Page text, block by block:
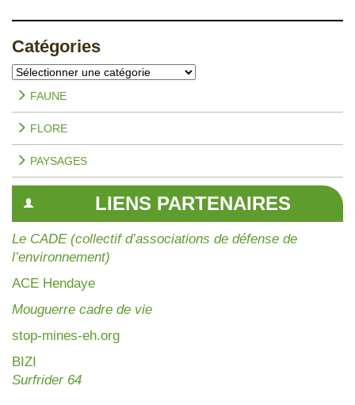
Catégories
Catégories
FAUNE
FLORE
PAYSAGES
LIENS PARTENAIRES
Le CADE (collectif d’associations de défense de
l’environnement)
ACE Hendaye
Mouguerre cadre de vie
stop-mines-eh.org
BIZI
Surfrider 64